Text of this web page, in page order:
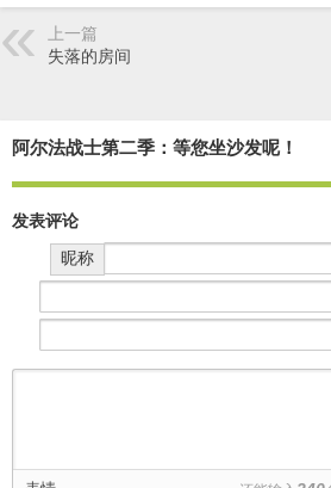
上一篇
失落的房间
阿尔法战士第二季：等您坐沙发呢！
发表评论
昵称